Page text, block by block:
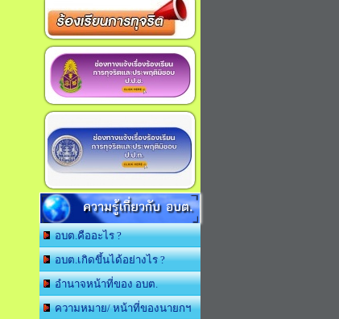
ความรู้เกี่ยวกับ อบต.
อบต.คืออะไร ?
อบต.เกิดขึ้นได้อย่างไร ?
อำนาจหน้าที่ของ อบต.
ความหมาย/ หน้าที่ของนายกฯ